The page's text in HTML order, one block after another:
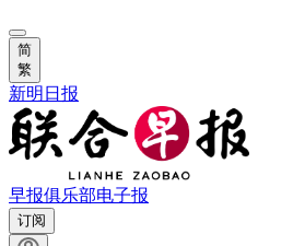
简
繁
新明日报
早报俱乐部电子报
订阅